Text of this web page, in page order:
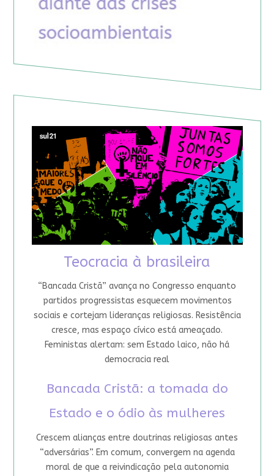
Teocracia à brasileira
“Bancada Cristã” avança no Congresso enquanto
partidos progressistas esquecem movimentos
sociais e cortejam lideranças religiosas. Resistência
cresce, mas espaço cívico está ameaçado.
Feministas alertam: sem Estado laico, não há
democracia real
Bancada Cristã: a tomada do
Estado e o ódio às mulheres
Crescem alianças entre doutrinas religiosas antes
“adversárias”. Em comum, convergem na agenda
moral de que a reivindicação pela autonomia